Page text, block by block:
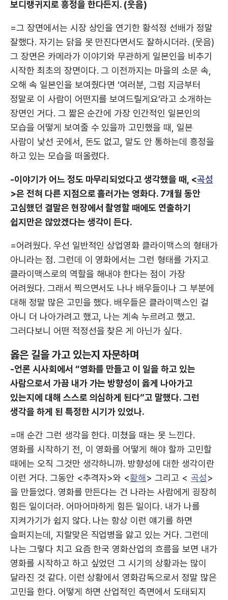
보디랭귀지로 흥정을 한다든지. (웃음)
=그 장면에서는 시장 상인을 연기한 황석정 선배가 정말
잘했다. 자기는 닭을 못 만진다면서도 잘하시더라. (웃음)
그 장면은 카메라가 이야기와 무관하게 일본인을 비추기
시작한 최초의 장면이다. 그 이전까지는 마을의 소문 속,
오해 속 일본인을 보여줬다면 ‘여러분, 그럼 지금부터
정말로 이 사람이 어떤지를 보여드릴게요’라고 소개하는
장면인 거다. 그 짧은 순간에 가장 인간적인 일본인의
모습을 어떻게 보여줄 수 있을까 고민했을 때, 일본
사람이 낯선 곳에서, 돈도 없고, 말도 안 통하는데 흥정을
하고 있는 모습을 떠올렸다.
-이야기가 어느 정도 마무리되었다고 생각했을 때, <곡성
>은 전혀 다른 지점으로 흘러가는 영화다. 7개월 동안
고심했던 결말은 현장에서 촬영할 때에도 연출하기
쉽지만은 않았겠다는 생각이 든다.
=어려웠다. 우선 일반적인 상업영화 클라이맥스의 형태가
아니라는 점. 그런데 이 영화에서는 그런 형태를 가지고
클라이맥스로의 역할을 해내야 한다는 점이 가장
어려웠다. 그래서 찍으면서도 나나 배우들이나 그 부분에
대해 정말 많은 고민을 했다. 배우들은 클라이맥스인 걸
아니 더 나아가려고 했고, 나는 계속 누르려고 했고.
그러다보니 어떤 적정선을 찾은 게 아닌가 싶다.
옳은 길을 가고 있는지 자문하며
-언론 시사회에서 “영화를 만들고 이 일을 하고 있는
사람으로서 가끔 내가 가는 방향성이 옳게 나아가고
있는지에 대해 스스로 의심하게 된다”고 말했다. 그런
생각을 하게 된 특정한 시기가 있었나.
=매 순간 그런 생각을 한다. 미쳤을 때는 못 느낀다.
영화를 시작하기 전, 이 영화를 어떻게 해야 할까 고민할
때에는 오직 그것만 생각하니까. 방향성에 대한 생각이란
이런 거다. 그동안 <추격자>와 <황해 > 그리고 < 곡성>
을 만들었다. 영화를 만든다는 건 나라는 사람에게 굉장히
힘든 일이더라. 어마어마하게 힘든 일이다. 내가 나를
지켜가기가 쉽지 않다. 나는 항상 이런 얘기를 하면
슬퍼지는데, 지랄맞은 직업병을 앓고 있는 거다. 그런데
나는 그렇다 치고 요즘 한국 영화산업의 흐름을 보면 내가
영화를 시작하고 하고 싶었던 그 시기의 상황과는 많이
달라진 것 같다. 이런 상황에서 영화감독으로서 정말 많은
고민을 한다. 어떻게 하면 산업적인 측면에서 도태되지